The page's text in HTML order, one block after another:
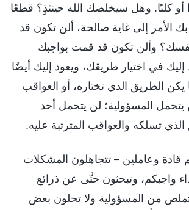
أو كلبًا. وهل سيخلصك الله حينئذٍ؟ قطعًا
بك الأمر إلى غاية صالحة، ألن تكون قد
وألن تكون قد قمت بواجبك
في اختيار طريقك، ويعود إليك أيضًا
الطريق الذي تختاره، أو العواقب
يتحمل المسؤولية؛ لن يتحمل أحد
تسلكه والعواقب المترتبة عليه.
قادة وعاملين – تتجاهلون المشكلات
واجبكم، وتبحثون حتَّى عن ذرائع
من المسؤولية ولا تحلون بعض